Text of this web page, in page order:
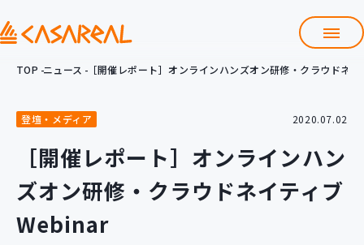
会社情報
サービス
プロダクト開発支援
クラウド導入支援 Git導入支援
システム構築支援
TOP ニュース ［開催レポート］オンラインハンズオン研修・クラウドネ
登壇・メディア 2020.07.02
［開催レポート］オンラインハン
ズオン研修・クラウドネイティブ
Webinar